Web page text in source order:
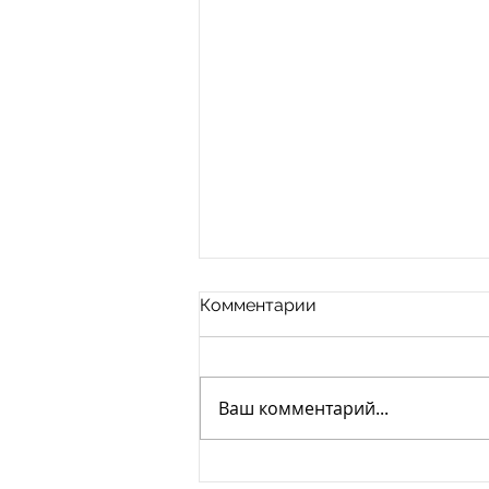
Комментарии
Ваш комментарий...